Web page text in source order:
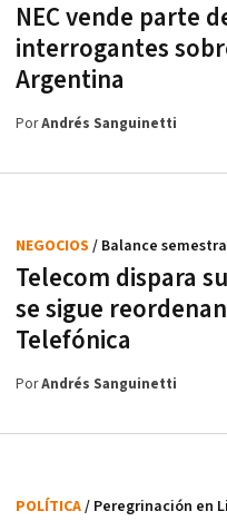
NEC vende parte
interrogantes
Argentina
PorAndrés Sanguinetti
Telecom dispara
se sigue
Telefónica
NEGOCIOS / Balance
PorAndrés Sanguinetti
POLÍTICA/ Peregrinación en